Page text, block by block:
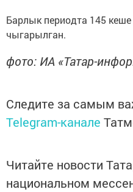
Барлык периодта 145
чыгарылган.
фото: ИА «Татар-
Следите за самым
Telegram-канале
Читайте новости
национальном